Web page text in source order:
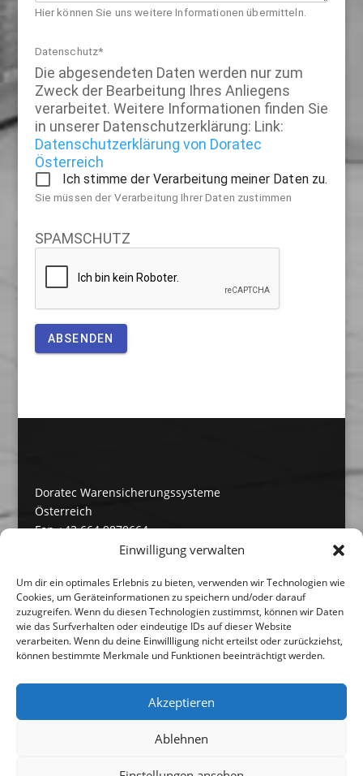
Einwilligung verwalten
Um dir ein optimales Erlebnis zu bieten, verwenden wir Technologien wie
Cookies, um Geräteinformationen zu speichern und/oder darauf
zuzugreifen. Wenn du diesen Technologien zustimmst, können wir Daten
wie das Surfverhalten oder eindeutige IDs auf dieser Website
verarbeiten. Wenn du deine Einwillligung nicht erteilst oder zurückziehst,
können bestimmte Merkmale und Funktionen beeinträchtigt werden.
Akzeptieren
Ablehnen
Hier können Sie uns weitere Informationen übermitteln.
Datenschutz*
Die abgesendeten Daten werden nur zum
Zweck der Bearbeitung Ihres Anliegens
verarbeitet. Weitere Informationen finden Sie
in unserer Datenschutzerklärung: Link:
Datenschutzerklärung von Doratec
Österreich
Ich stimme der Verarbeitung meiner Daten zu.
Sie müssen der Verarbeitung Ihrer Daten zustimmen
SPAMSCHUTZ
ABSENDEN
Doratec Warensicherungssysteme
Österreich
Fon +43 664 9870664
Fax +43 6246 7382715
Doratec Warensicherungssysteme
Deutschland
Fon +49 2304 9420200
Fax +49 2304 94202012
Kontakt
Cookie-Richtlinie (EU)